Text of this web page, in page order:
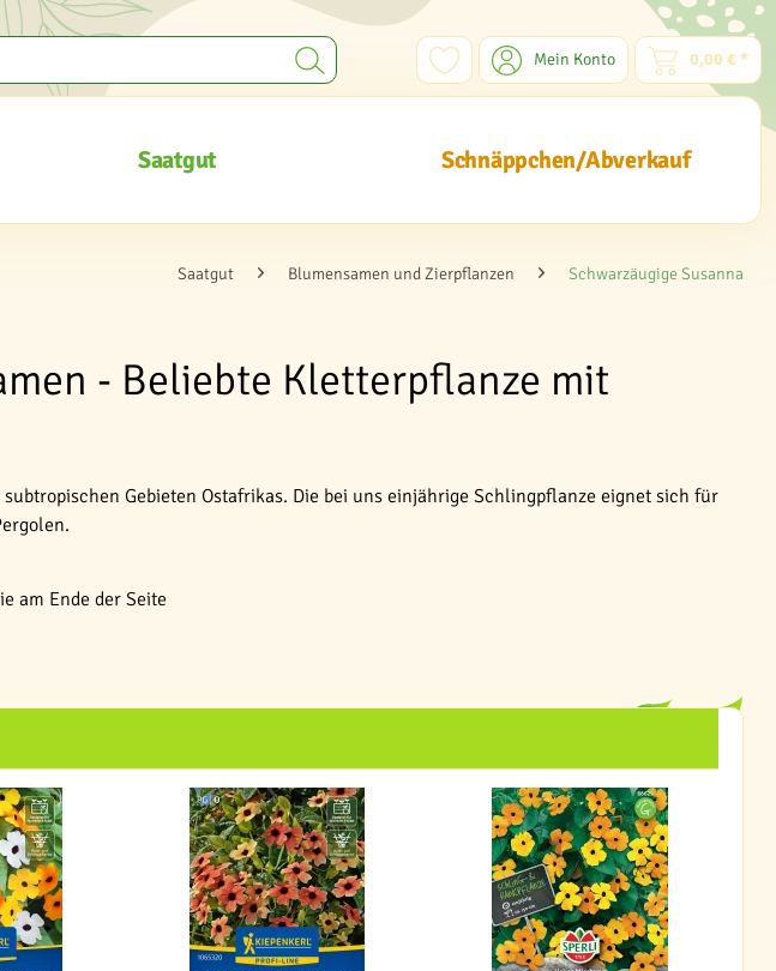
Mein Konto 0,00 € *
Saatgut Schnäppchen/Abverkauf
Saatgut Blumensamen und Zierpflanzen Schwarzäugige Susanna
- Beliebte Kletterpflanze mit
Gebieten Ostafrikas. Die bei uns einjährige Schlingpflanze eignet sich für
am Ende der Seite